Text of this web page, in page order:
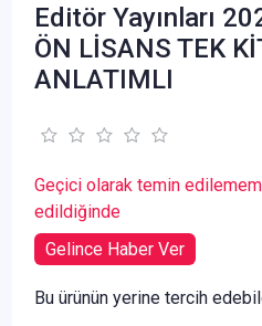
Editör Yayınları
ÖN LİSANS TEK
ANLATIMLI
Geçici olarak temin
edildiğinde
Gelince Haber Ver
Bu ürünün yerine tercih